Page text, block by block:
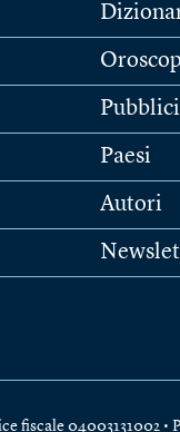
Paesi
Autori
fiscale 04003131002 •